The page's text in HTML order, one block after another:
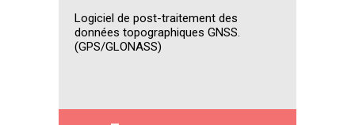
Logiciel de post-traitement des
données topographiques GNSS.
(GPS/GLONASS)